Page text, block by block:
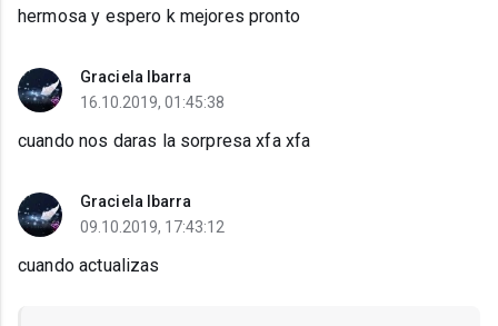
hermosa y espero k mejores pronto
Graciela Ibarra
16.10.2019, 01:45:38
cuando nos daras la sorpresa xfa xfa
Graciela Ibarra
09.10.2019, 17:43:12
cuando actualizas